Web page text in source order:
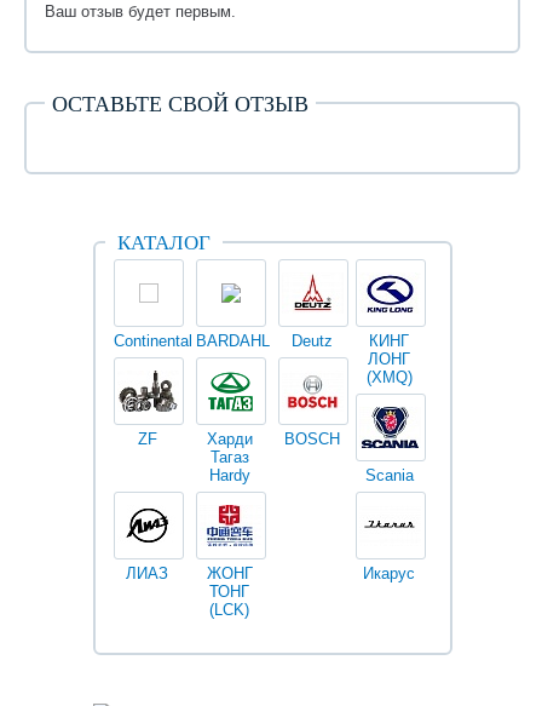
Ваш отзыв будет первым.
ОСТАВЬТЕ СВОЙ ОТЗЫВ
КАТАЛОГ
Continental BARDAHL Deutz
ZF
Харди
Тагаз
Hardy
BOSCH
ЛИАЗ
ЖОНГ
ТОНГ
(LCK)
КИНГ
ЛОНГ
(XMQ)
Scania
Икарус